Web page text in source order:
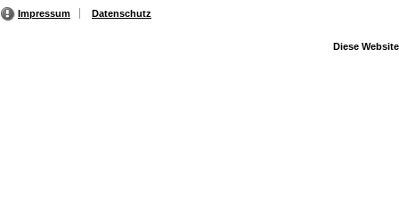
Impressum Datenschutz
Diese